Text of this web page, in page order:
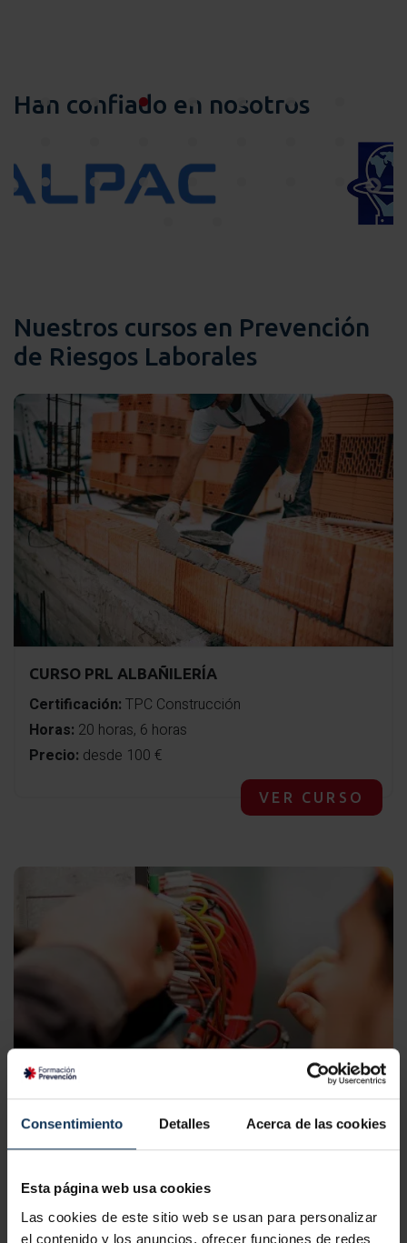
Consentimiento Detalles Acerca de las cookies
Esta página web usa cookies
Las cookies de este sitio web se usan para personalizar
el contenido y los anuncios, ofrecer funciones de redes
Han confiado en nosotros
Nuestros cursos en Prevención
de Riesgos Laborales
CURSO PRL ALBAÑILERÍA
Certificación: TPC Construcción
Horas: 20 horas, 6 horas
Precio: desde 100 €
VER CURSO
CURSO PRL ELECTRICIDAD
Certificación: TPC Metal, Reciclaje TPC Metal, TPC
Horas:20 horas, 8 horas, 6 horas, 4 horas